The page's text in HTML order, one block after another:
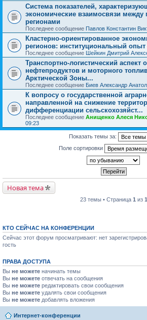
Система показателей,
экономические взаимосвязи между
регионами
Последнее сообщение Павлов Константин
Кластерно-ориентированное
регионов: институциональный опыт
Последнее сообщение Шейкин Дмитрий
Транспортно-логистический аспект
нефтепродуктов и моторного
Арктической Зоны...
Последнее сообщение Биев Александр
К вопросу о государственной
направленной на снижение
дифференциации сельскохозяйст...
Последнее сообщение Анищенко Алеся
09:23
Показать темы за:
Поле сортировки
Новая тема
23 темы • Страница 1 из 1
КТО СЕЙЧАС НА КОНФЕРЕНЦИИ
Сейчас этот форум просматривают: нет
гость
ПРАВА ДОСТУПА
Вы не можете начинать темы
Вы не можете отвечать на сообщения
Вы не можете редактировать свои сообщения
Вы не можете удалять свои сообщения
Вы не можете добавлять вложения
Интернет-конференции